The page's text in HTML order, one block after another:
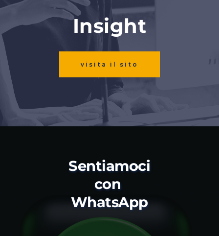
Insight
visita il sito
Sentiamoci
con
WhatsApp